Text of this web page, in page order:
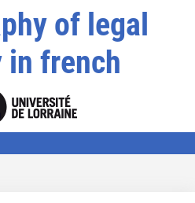
of legal
in french